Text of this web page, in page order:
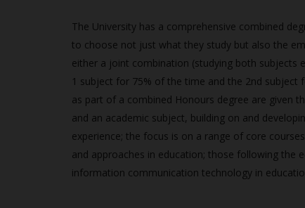
The University has a comprehensive combined
to choose not just what they study but also the
either a joint combination (studying both
1 subject for 75% of the time and the 2nd
as part of a combined Honours degree are given
and an academic subject, building on and
experience; the focus is on a range of core
and approaches in education; those following the
information communication technology in